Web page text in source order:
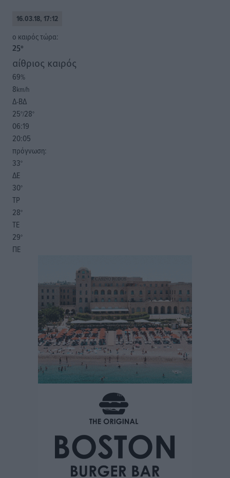
16.03.18, 17:12
o καιρός τώρα:
25°
αίθριος καιρός
69%
8km/h
Δ-ΒΔ
25°/28°
06:19
20:05
πρόγνωση:
33°
ΔΕ
30°
ΤΡ
28°
ΤΕ
29°
ΠΕ